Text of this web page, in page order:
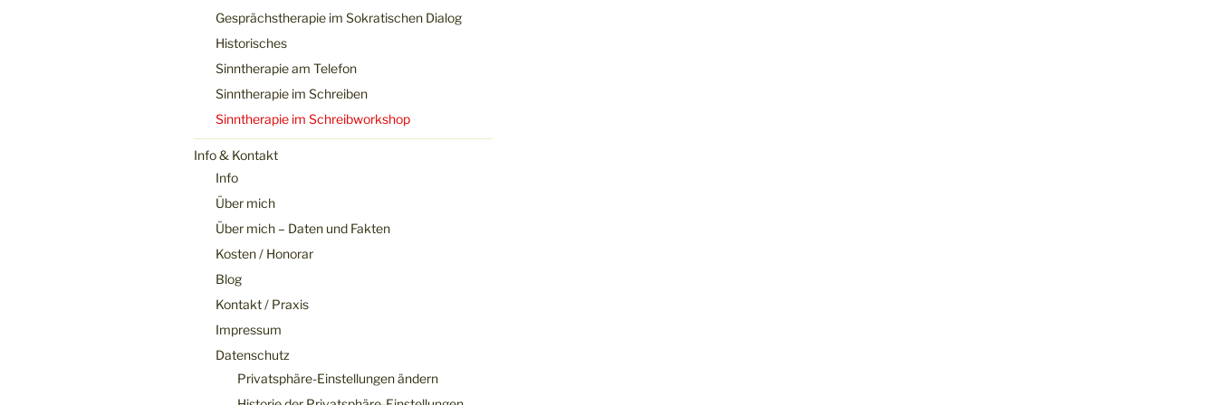
Gesprächstherapie im Sokratischen Dialog
Historisches
Sinntherapie am Telefon
Sinntherapie im Schreiben
Sinntherapie im Schreibworkshop
Info & Kontakt
Info
Über mich
Über mich – Daten und Fakten
Kosten / Honorar
Blog
Kontakt / Praxis
Impressum
Datenschutz
Privatsphäre-Einstellungen ändern